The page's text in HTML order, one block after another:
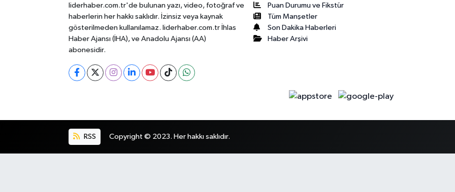
liderhaber.com.tr'de bulunan yazı, video, fotoğraf ve
haberlerin her hakkı saklıdır. İzinsiz veya kaynak
gösterilmeden kullanılamaz. liderhaber.com.tr İhlas
Haber Ajansı (İHA), ve Anadolu Ajansı (AA)
abonesidir.
Puan Durumu ve Fikstür
Tüm Manşetler
Son Dakika Haberleri
Haber Arşivi
RSS Copyright © 2023. Her hakkı saklıdır.